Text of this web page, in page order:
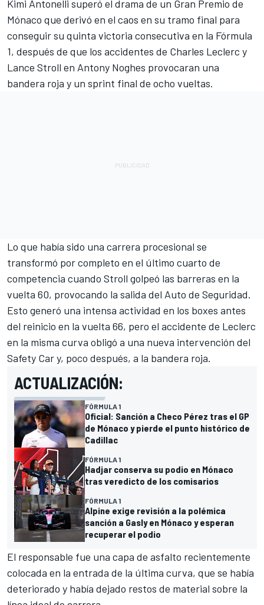
Kimi Antonelli superó el drama de un Gran Premio de
Mónaco que derivó en el caos en su tramo final para
conseguir su quinta victoria consecutiva en la Fórmula
1, después de que los accidentes de Charles Leclerc y
Lance Stroll en Antony Noghes provocaran una
bandera roja y un sprint final de ocho vueltas.
Lo que había sido una carrera procesional se
transformó por completo en el último cuarto de
competencia cuando Stroll golpeó las barreras en la
vuelta 60, provocando la salida del Auto de Seguridad.
Esto generó una intensa actividad en los boxes antes
del reinicio en la vuelta 66, pero el accidente de Leclerc
en la misma curva obligó a una nueva intervención del
Safety Car y, poco después, a la bandera roja.
ACTUALIZACIÓN:
FÓRMULA 1
Oficial: Sanción a Checo Pérez tras el GP
de Mónaco y pierde el punto histórico de
Cadillac
FÓRMULA 1
Hadjar conserva su podio en Mónaco
tras veredicto de los comisarios
FÓRMULA 1
Alpine exige revisión a la polémica
sanción a Gasly en Mónaco y esperan
recuperar el podio
El responsable fue una capa de asfalto recientemente
colocada en la entrada de la última curva, que se había
deteriorado y había dejado restos de material sobre la